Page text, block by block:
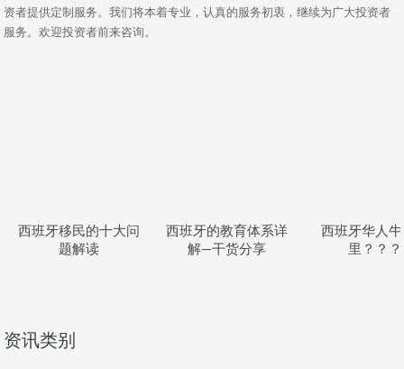
资者提供定制服务。我们将本着专业，认真的服务初衷，继续为广大投资者
服务。欢迎投资者前来咨询。
西班牙移民的十大问
题解读
西班牙的教育体系详
解—干货分享
西班牙华人
里？？？
资讯类别